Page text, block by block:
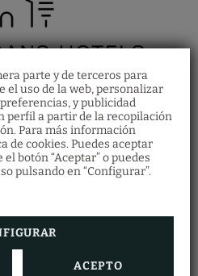
parte y de terceros para
el uso de la web, personalizar
y publicidad
perfil a partir de la recopilación
Para más información
de cookies. Puedes aceptar
botón “Aceptar” o puedes
pulsando en “Configurar”.
ACEPTO
en el restaurante
el formulario.
regalo
bonos regalo y ofrece a
multitud de experiencias
VER MÁS